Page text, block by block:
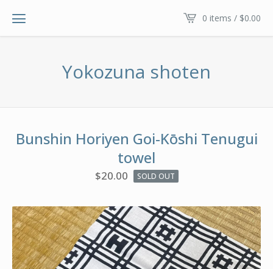
0 items / $0.00
Yokozuna shoten
Bunshin Horiyen Goi-Kōshi Tenugui
towel
$20.00 SOLD OUT